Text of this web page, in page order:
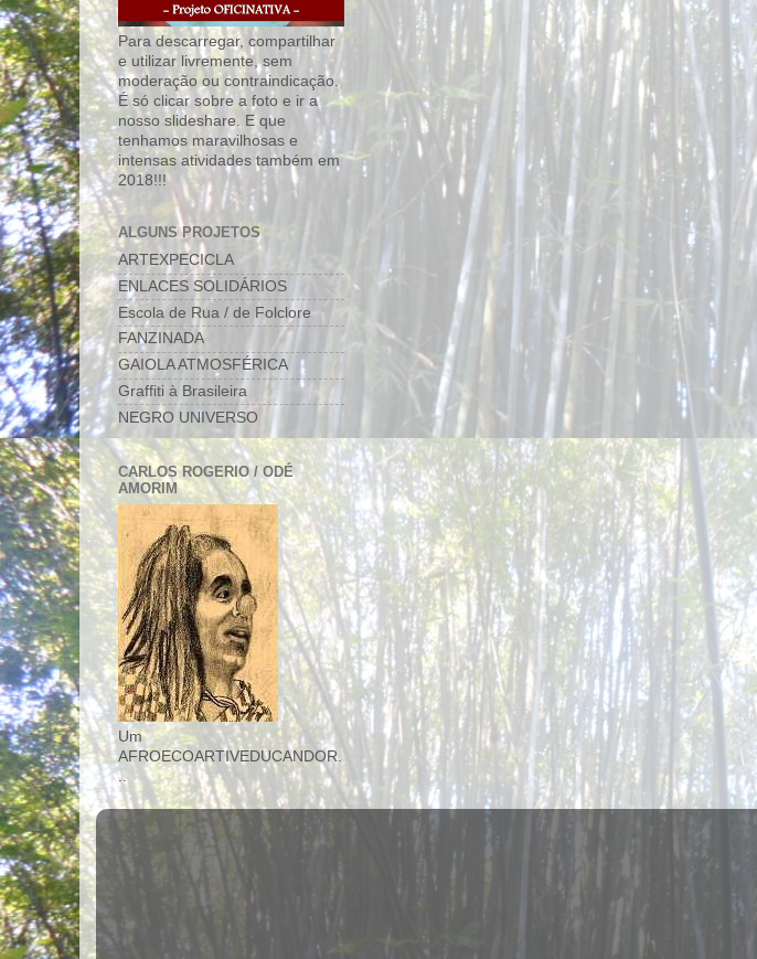
Para descarregar, compartilhar
e utilizar livremente, sem
moderação ou contraindicação.
É só clicar sobre a foto e ir a
nosso slideshare. E que
tenhamos maravilhosas e
intensas atividades também em
2018!!!
ALGUNS PROJETOS
ARTEXPECICLA
ENLACES SOLIDÁRIOS
Escola de Rua / de Folclore
FANZINADA
GAIOLA ATMOSFÉRICA
Graffiti à Brasileira
NEGRO UNIVERSO
CARLOS ROGERIO / ODÉ
AMORIM
Um
AFROECOARTIVEDUCANDOR.
..